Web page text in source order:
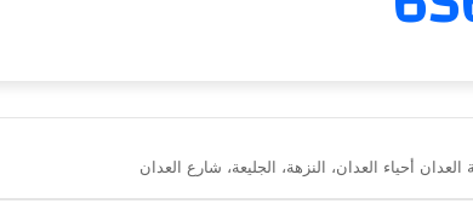
أحياء العدان، النزهة، الجليعة، شارع العدان